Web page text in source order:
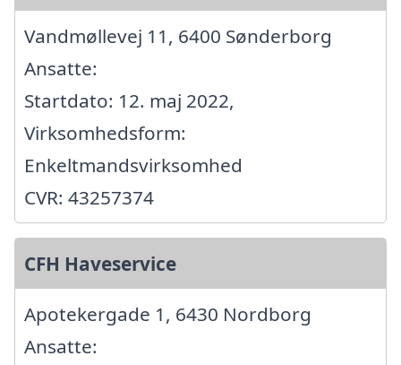
Vandmøllevej 11, 6400 Sønderborg
Ansatte:
Startdato: 12. maj 2022,
Virksomhedsform:
Enkeltmandsvirksomhed
CVR: 43257374
CFH Haveservice
Apotekergade 1, 6430 Nordborg
Ansatte: